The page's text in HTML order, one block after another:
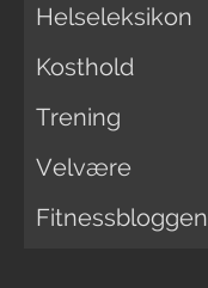
Helseleksikon
Kosthold
Trening
Velvære
Fitnessbloggen